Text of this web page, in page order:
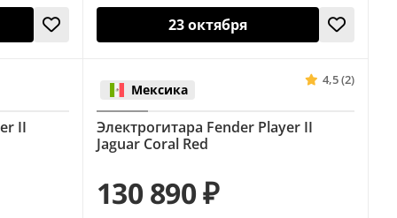
23 октября
II
4,5 (2)
Электрогитара Fender Player II
Jaguar Coral Red
Мексика
130 890 ₽